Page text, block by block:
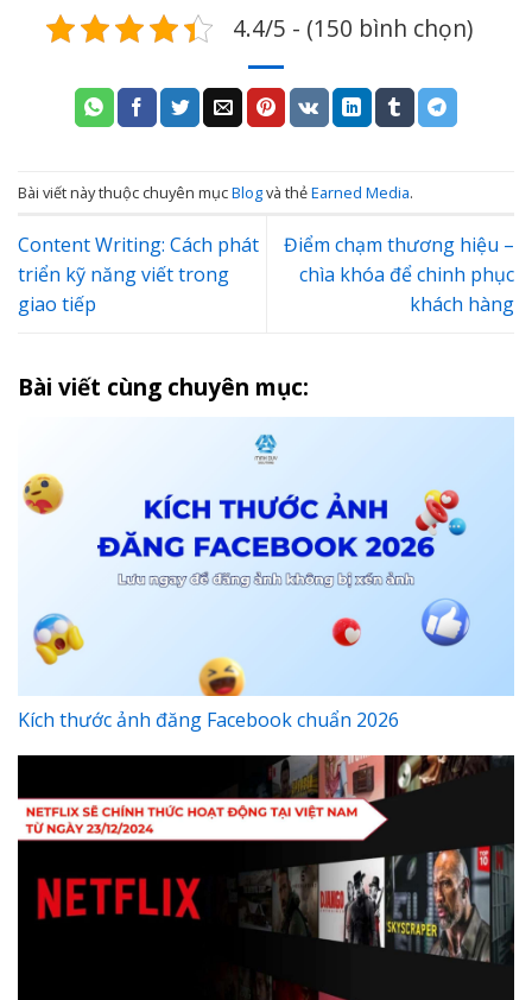
4.4/5 - (150 bình chọn)
Bài viết này thuộc chuyên mụcBlogvà thẻEarned Media.
Content Writing: Cách phát
triển kỹ năng viết trong
giao tiếp
Điểm chạm thương hiệu –
chìa khóa để chinh phục
khách hàng
Bài viết cùng chuyên mục:
Kích thước ảnh đăng Facebook chuẩn 2026